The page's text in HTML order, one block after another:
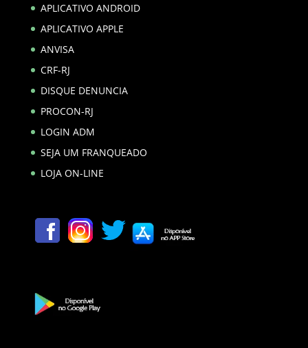
APLICATIVO ANDROID
APLICATIVO APPLE
ANVISA
CRF-RJ
DISQUE DENUNCIA
PROCON-RJ
LOGIN ADM
SEJA UM FRANQUEADO
LOJA ON-LINE